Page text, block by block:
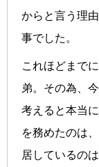
からと言う理
事でした。
これほどまで
弟。その為、
考えると本当
を務めたのは
居しているの